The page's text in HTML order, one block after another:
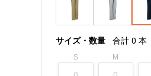
サイズ・数量 合計 0 本
S M